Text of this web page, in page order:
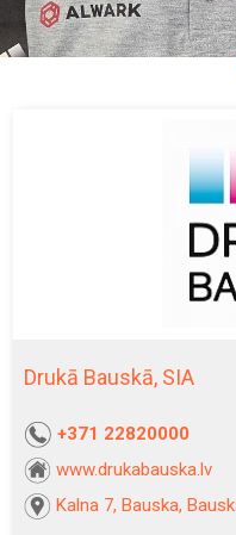
Drukā Bauskā, SIA
+371 22820000
www.drukabauska.lv
Kalna 7, Bauska,